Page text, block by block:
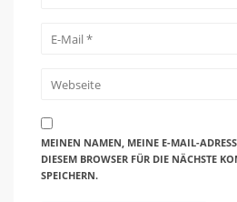
MEINEN NAMEN, MEINE E-MAIL-
DIESEM BROWSER FÜR DIE NÄCHSTE
SPEICHERN.